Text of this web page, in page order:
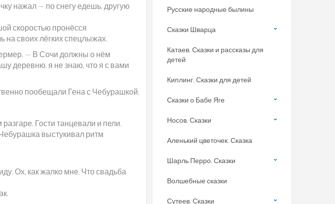
нажал — по снегу едешь, другую
скоростью пронёсся
на своих лёгких спецлыжах.
— В Сочи должны о нём
деревню, я не знаю, что я с вами
пообещали Гена с Чебурашкой.
Гости танцевали и пели.
выстукивал ритм
Ох, как жалко мне, Что свадьба
Русские народные былины
Сказки Шварца
Катаев. Сказки и рассказы для
детей
Киплинг. Сказки для детей
Сказки о Бабе Яге
Носов. Сказки
Аленький цветочек. Сказка
Шарль Перро. Сказки
Волшебные сказки
Сутеев. Сказки